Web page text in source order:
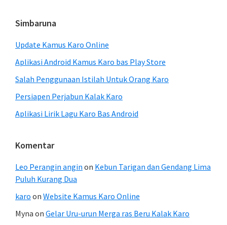
Simbaruna
Update Kamus Karo Online
Aplikasi Android Kamus Karo bas Play Store
Salah Penggunaan Istilah Untuk Orang Karo
Persiapen Perjabun Kalak Karo
Aplikasi Lirik Lagu Karo Bas Android
Komentar
Leo Perangin angin on Kebun Tarigan dan Gendang Lima
Puluh Kurang Dua
karo on Website Kamus Karo Online
Myna on Gelar Uru-urun Merga ras Beru Kalak Karo